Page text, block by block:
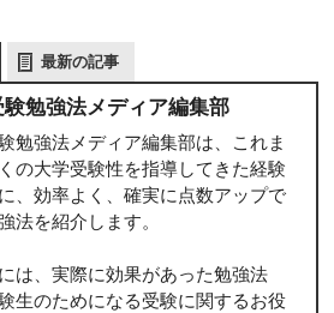
最新の記事
験勉強法メディア編集部
勉強法メディア編集部は、これま
の大学受験性を指導してきた経験
、効率よく、確実に点数アップで
法を紹介します。
は、実際に効果があった勉強法
生のためになる受験に関するお役